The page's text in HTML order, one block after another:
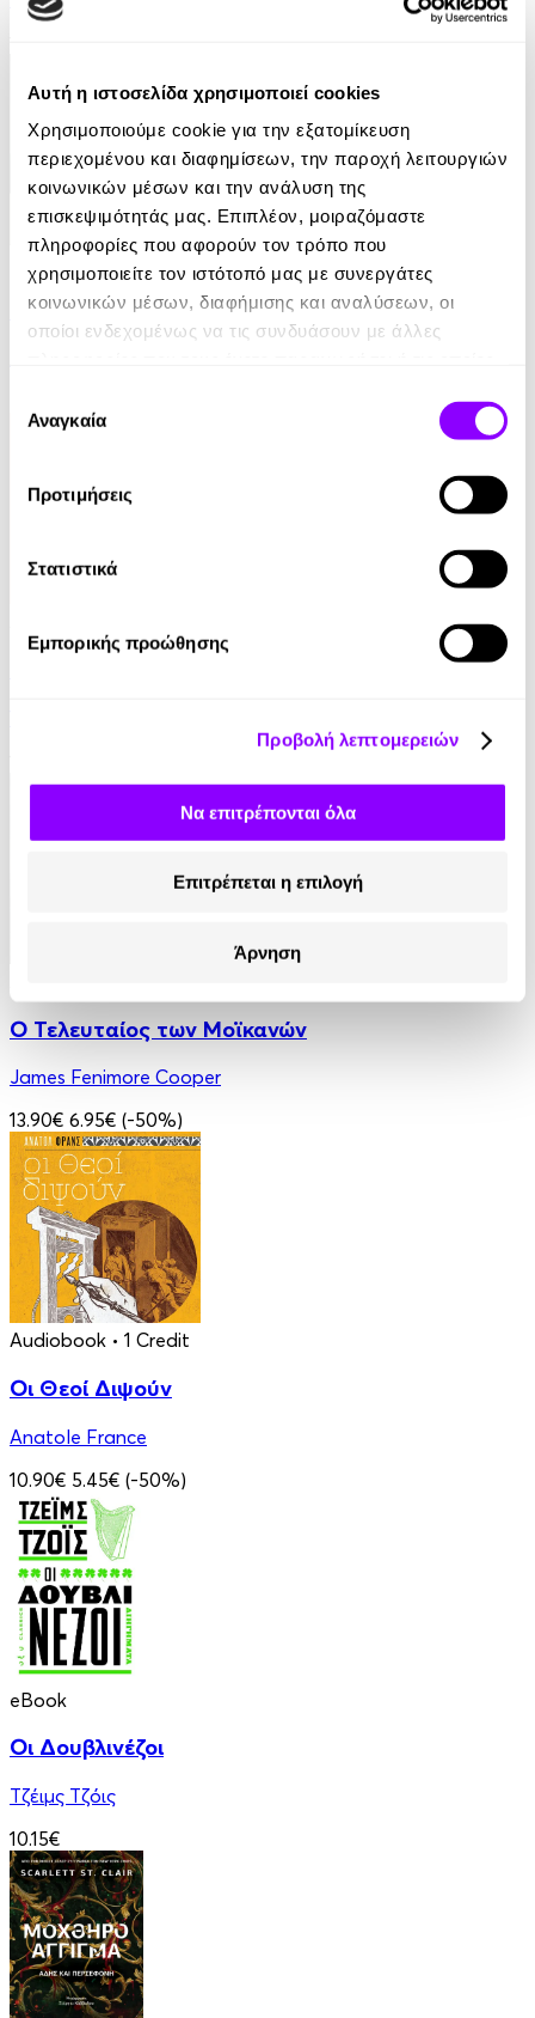
Αυτή η ιστοσελίδα χρησιμοποιεί cookies
Χρησιμοποιούμε cookie για την εξατομίκευση
περιεχομένου και διαφημίσεων, την παροχή λειτουργιών
κοινωνικών μέσων και την ανάλυση της
επισκεψιμότητάς μας. Επιπλέον, μοιραζόμαστε
πληροφορίες που αφορούν τον τρόπο που
χρησιμοποιείτε τον ιστότοπό μας με συνεργάτες
κοινωνικών μέσων, διαφήμισης και αναλύσεων, οι
οποίοι ενδεχομένως να τις συνδυάσουν με άλλες
των υπηρεσιών τους.
συγκατάθεσης
Αναγκαία
Προτιμήσεις
Στατιστικά
Εμπορικής προώθησης
Προβολή λεπτομερειών
Να επιτρέπονται όλα
Επιτρέπεται η επιλογή
Άρνηση
eBook
Ελέφαντας
Ο Τελευταίος των Μοϊκανών
James Fenimore Cooper
13.90€ 6.95€ (-50%)
Audiobook • 1 Credit
Οι Θεοί Διψούν
Anatole France
10.90€ 5.45€ (-50%)
eBook
Οι Δουβλινέζοι
Τζέιμς Τζόις
10.15€